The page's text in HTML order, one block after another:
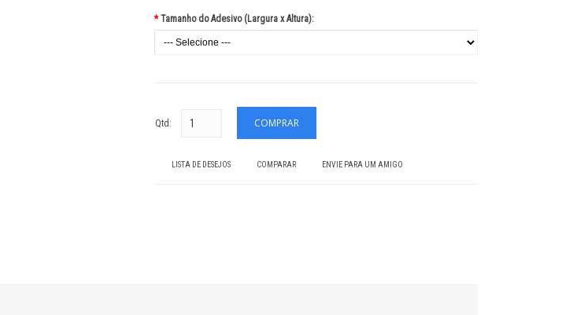
* Tamanho do Adesivo (Largura x Altura):
Qtd:
LISTA DE DESEJOS COMPARAR ENVIE PARA UM AMIGO